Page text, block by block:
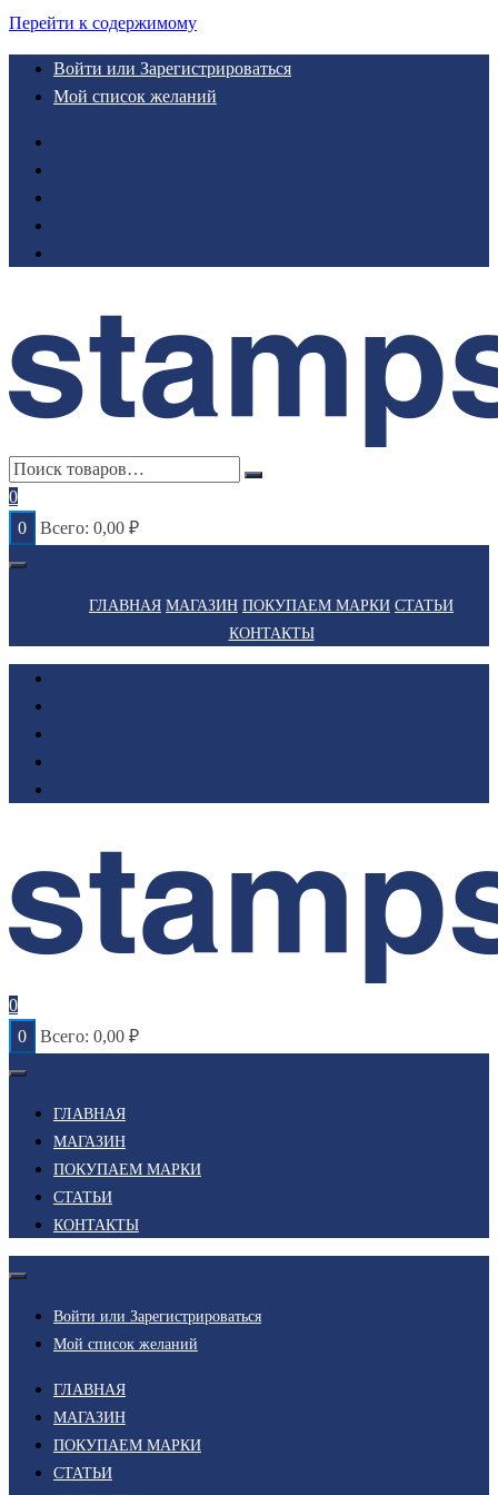
Перейти к содержимому
Войти или Зарегистрироваться
Мой список желаний
0
0
Всего: 0,00 ₽
ГЛАВНАЯ МАГАЗИН ПОКУПАЕМ МАРКИ СТАТЬИ
КОНТАКТЫ
0
0
Всего: 0,00 ₽
ГЛАВНАЯ
МАГАЗИН
ПОКУПАЕМ МАРКИ
СТАТЬИ
КОНТАКТЫ
Войти или Зарегистрироваться
Мой список желаний
ГЛАВНАЯ
МАГАЗИН
ПОКУПАЕМ МАРКИ
СТАТЬИ